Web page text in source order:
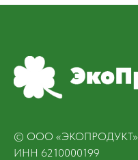
© ООО «ЭКОПРОДУКТ»
ИНН 6210000199